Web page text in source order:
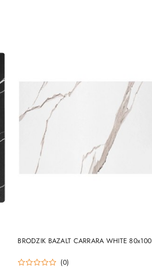
BRODZIK BAZALT CARRARA WHITE 80x100
(0)
DO KOSZYKA